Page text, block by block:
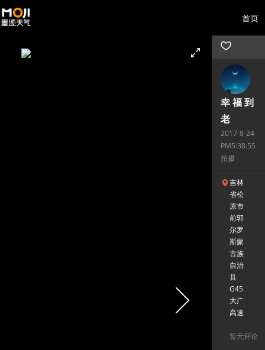
首页
幸 福 到
老
2017-8-24
PM5:38:55
拍摄
吉林
省松
原市
前郭
尔罗
斯蒙
古族
自治
县
G45
大广
高速
暂无评论